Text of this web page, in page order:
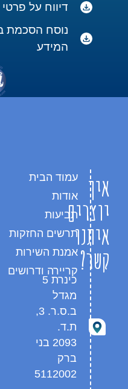
דיווח על
נוסח הסכמת
המידע
עמוד הבית
אודות
תביעות
תרשים החזקות
אמנת השירות
קריירה ודרושים
איך
יוצרים
איתנו
קשר?
כינרת 5
מגדל
ב.ס.ר. 3,
ת.ד.
2093 בני
ברק
5112002